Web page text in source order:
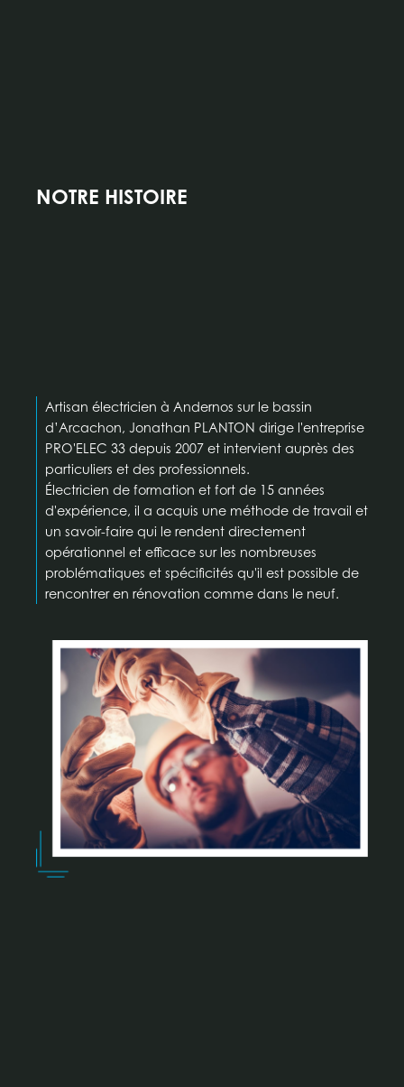
NOTRE HISTOIRE
Artisan électricien à Andernos sur le bassin
d’Arcachon, Jonathan PLANTON dirige l'entreprise
PRO'ELEC 33 depuis 2007 et intervient auprès des
particuliers et des professionnels.
Électricien de formation et fort de 15 années
d'expérience, il a acquis une méthode de travail et
un savoir-faire qui le rendent directement
opérationnel et efficace sur les nombreuses
problématiques et spécificités qu'il est possible de
rencontrer en rénovation comme dans le neuf.